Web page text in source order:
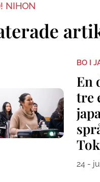
NIHON
BO I
En
tre
24 -